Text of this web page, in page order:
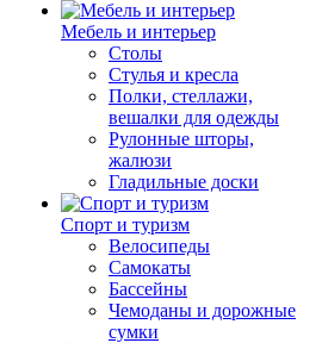
Мебель и интерьер
Столы
Стулья и кресла
Полки, стеллажи,
вешалки для одежды
Рулонные шторы,
жалюзи
Гладильные доски
Спорт и туризм
Велосипеды
Самокаты
Бассейны
Чемоданы и дорожные
сумки